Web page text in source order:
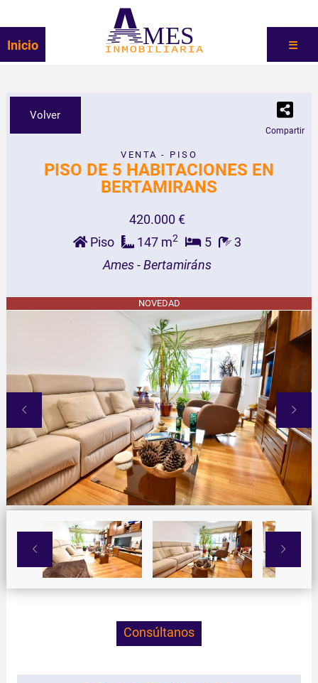
MES
Inicio ☰
Volver
Compartir
VENTA - PISO
PISO DE 5 HABITACIONES EN
BERTAMIRANS
420.000 €
Piso
147 m2 5
3
Ames - Bertamiráns
NOVEDAD


 
Consúltanos